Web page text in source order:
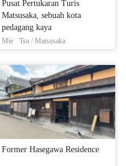
Pusat Pertukaran Turis
Matsusaka, sebuah kota
pedagang kaya
Mie Tsu / Matsusaka
Former Hasegawa Residence